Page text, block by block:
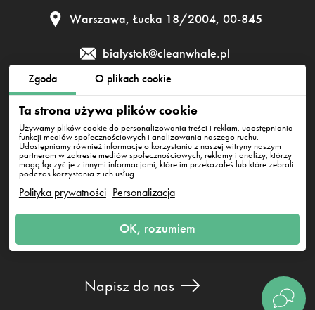
Zgoda O plikach cookie
Ta strona używa plików cookie
Używamy plików cookie do personalizowania treści i reklam, udostępniania
funkcji mediów społecznościowych i analizowania naszego ruchu.
Udostępniamy również informacje o korzystaniu z naszej witryny naszym
partnerom w zakresie mediów społecznościowych, reklamy i analizy, którzy
mogą łączyć je z innymi informacjami, które im przekazałeś lub które zebrali
podczas korzystania z ich usług
Polityka prywatności Personalizacja
OK, rozumiem
Warszawa, Łucka 18/2004, 00-845
bialystok@cleanwhale.pl
Polityka prywatności
Clean Whale Sp. z o.o., KRS 0000868230, NIP: 6751738063,
REGON: 38745511400000
Warszawa, Łucka 18/2004, 00-845
Napisz do nas